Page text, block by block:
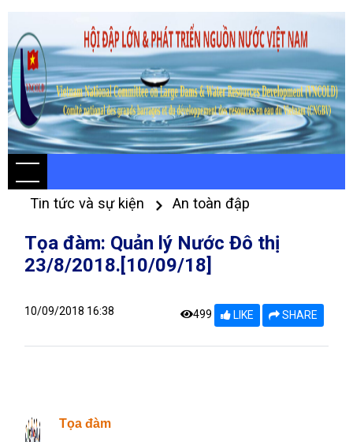
Tin tức và sự kiện An toàn đập
Tọa đàm: Quản lý Nước Đô thị
23/8/2018.[10/09/18]
10/09/2018 16:38 499 LIKE SHARE
Tọa đàm